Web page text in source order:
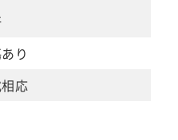
り
応